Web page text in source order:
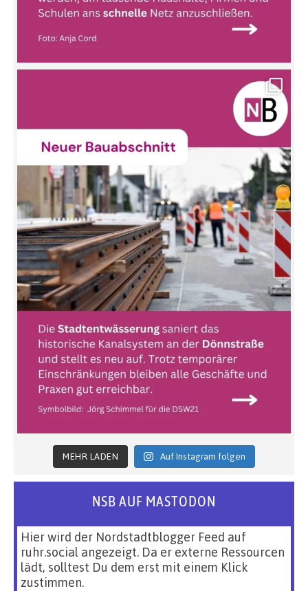
MEHR LADEN Auf Instagram folgen
NSB AUF MASTODON
Hier wird der Nordstadtblogger Feed auf
ruhr.social angezeigt. Da er externe Ressourcen
lädt, solltest Du dem erst mit einem Klick
zustimmen.